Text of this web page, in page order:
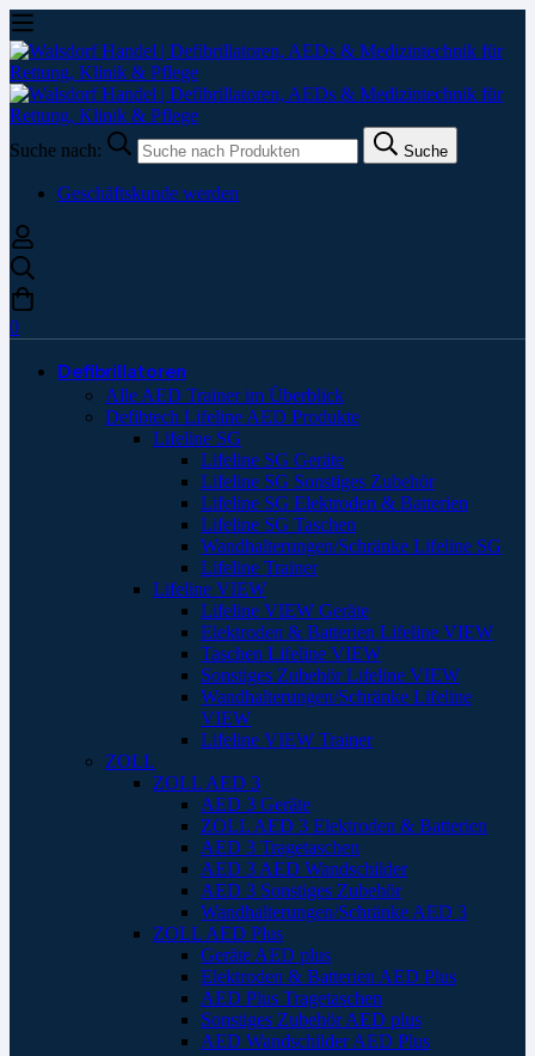
Suche nach: Suche
Geschäftskunde werden
0
Defibrillatoren
Alle AED Trainer im Überblick
Defibtech Lifeline AED Produkte
Lifeline SG
Lifeline SG Geräte
Lifeline SG Sonstiges Zubehör
Lifeline SG Elektroden & Batterien
Lifeline SG Taschen
Wandhalterungen/Schränke Lifeline SG
Lifeline Trainer
Lifeline VIEW
Lifeline VIEW Geräte
Elektroden & Batterien Lifeline VIEW
Taschen Lifeline VIEW
Sonstiges Zubehör Lifeline VIEW
Wandhalterungen/Schränke Lifeline
VIEW
Lifeline VIEW Trainer
ZOLL
ZOLL AED 3
AED 3 Geräte
ZOLL AED 3 Elektroden & Batterien
AED 3 Tragetaschen
AED 3 AED Wandschilder
AED 3 Sonstiges Zubehör
Wandhalterungen/Schränke AED 3
ZOLL AED Plus
Geräte AED plus
Elektroden & Batterien AED Plus
AED Plus Tragetaschen
Sonstiges Zubehör AED plus
AED Wandschilder AED Plus